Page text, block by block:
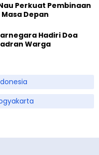
Perkuat Pembinaan
Depan
Hadiri Doa
Warga